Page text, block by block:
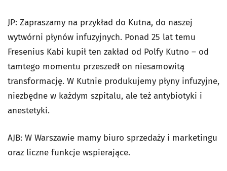
JP: Zapraszamy na przykład do Kutna, do naszej
wytwórni płynów infuzyjnych. Ponad 25 lat temu
Fresenius Kabi kupił ten zakład od Polfy Kutno – od
tamtego momentu przeszedł on niesamowitą
transformację. W Kutnie produkujemy płyny infuzyjne,
niezbędne w każdym szpitalu, ale też antybiotyki i
anestetyki.
AJB: W Warszawie mamy biuro sprzedaży i marketingu
oraz liczne funkcje wspierające.